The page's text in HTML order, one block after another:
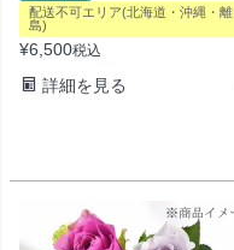
配送不可エリア(北海道・沖縄・離
島)
¥6,500税込
詳細を見る